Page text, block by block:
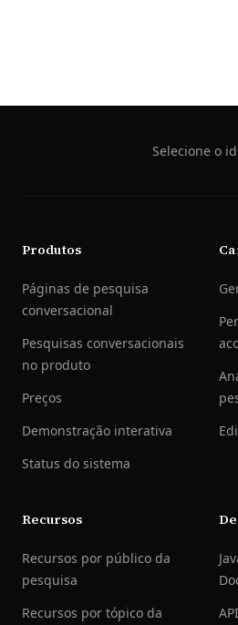
Selecione o
Produtos
Páginas de pesquisa
conversacional
Pesquisas conversacionais
no produto
Preços
Demonstração interativa
Status do sistema
Recursos
Recursos por público da
pesquisa
Recursos por tópico da